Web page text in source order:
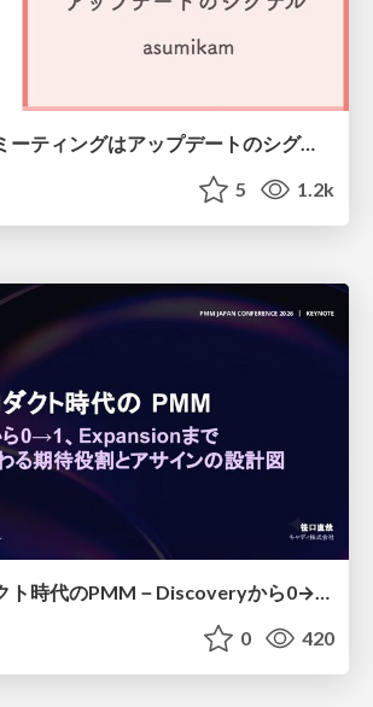
ときめかないミーティングはアップデートのシグナル #scrumosaka
5 1.2k
マルチプロダクト時代のPMM－Discoveryから0→1、Expansionまで フェーズで変わる期待役割とアサインの設計図
0 420